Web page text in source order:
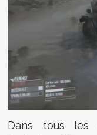
Dans tous